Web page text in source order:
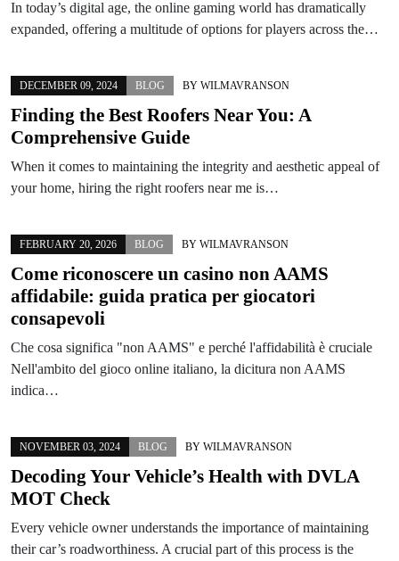
In today’s digital age, the online gaming world has dramatically
expanded, offering a multitude of options for players across the…
DECEMBER 09, 2024 BLOG BY WILMAVRANSON
Finding the Best Roofers Near You: A
Comprehensive Guide
When it comes to maintaining the integrity and aesthetic appeal of
your home, hiring the right roofers near me is…
FEBRUARY 20, 2026 BLOG BY WILMAVRANSON
Come riconoscere un casino non AAMS
affidabile: guida pratica per giocatori
consapevoli
Che cosa significa "non AAMS" e perché l'affidabilità è cruciale
Nell'ambito del gioco online italiano, la dicitura non AAMS
indica…
NOVEMBER 03, 2024 BLOG BY WILMAVRANSON
Decoding Your Vehicle’s Health with DVLA
MOT Check
Every vehicle owner understands the importance of maintaining
their car’s roadworthiness. A crucial part of this process is the